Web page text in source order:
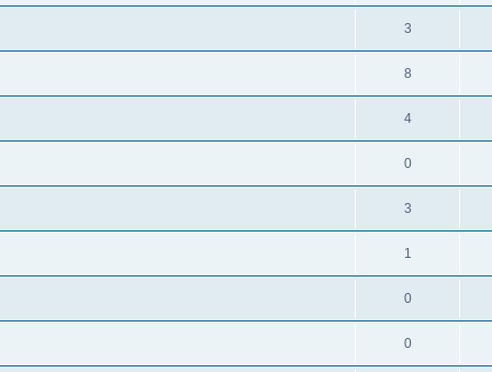
3
8
4
0
3
1
0
0